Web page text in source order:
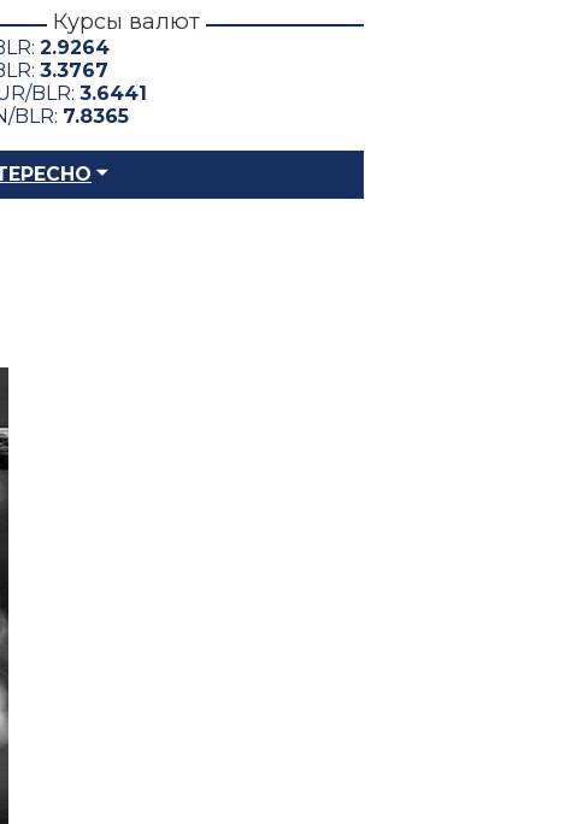
Курсы валют
2.9264
3.3767
BLR: 3.6441
BLR: 7.8365